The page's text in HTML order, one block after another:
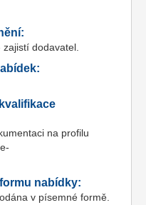
dodavatel.
na profilu
nabídky:
v písemné formě.